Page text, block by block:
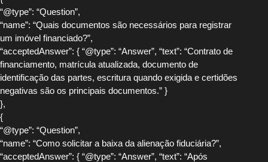
“@type”: “Question”,
“name”: “Quais documentos são necessários para registrar
um imóvel financiado?”,
“acceptedAnswer”: { “@type”: “Answer”, “text”: “Contrato de
financiamento, matrícula atualizada, documento de
identificação das partes, escritura quando exigida e certidões
negativas são os principais documentos.” }
},
{
“@type”: “Question”,
“name”: “Como solicitar a baixa da alienação fiduciária?”,
“acceptedAnswer”: { “@type”: “Answer”, “text”: “Após